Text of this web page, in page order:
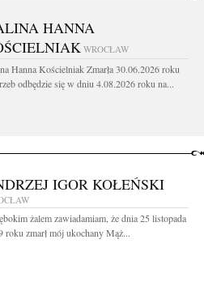
HANNA
WROCŁAW
Hanna Kościelniak Zmarła 30.06.2026 roku
odbędzie się w dniu 4.08.2026 roku na...
IGOR KOŁEŃSKI
żalem zawiadamiam, że dnia 25 listopada
roku zmarł mój ukochany Mąż...